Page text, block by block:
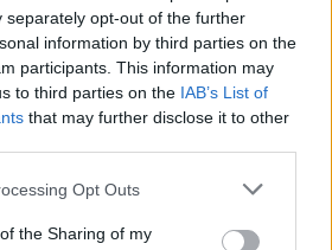
separately opt-out of the further
information by third parties on the
participants. This information may
to third parties on the IAB’s List of
that may further disclose it to other
app uses one or more Google
or usage behaviour. You may click to
Opt Outs
the Sharing of my
beschermt tegen het
woning.<\/p>
woningen<\/h3>
omvatten om
in nieuwe projecten op te